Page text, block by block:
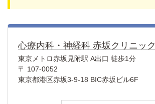
心療内科・神経科 赤坂クリニック
東京メトロ赤坂見附駅 A出口 徒歩1分
〒 107-0052
東京都港区赤坂3-9-18 BIC赤坂ビル6F